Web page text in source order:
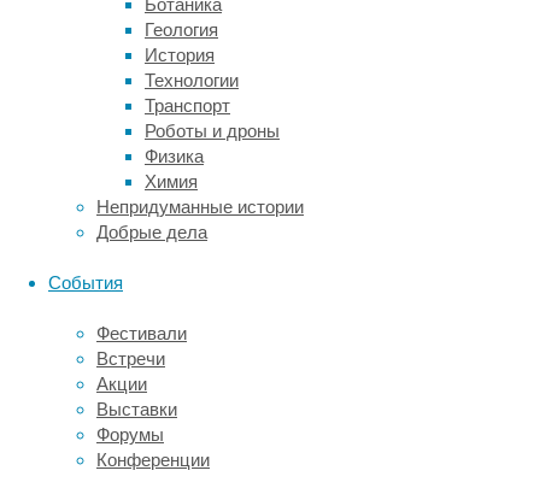
Ботаника
Геология
История
Технологии
Транспорт
Роботы и дроны
Физика
Химия
Непридуманные истории
Добрые дела
События
Фестивали
Встречи
Акции
Выставки
Форумы
Конференции
гипертонию
—
локальным
падением
кровотока.
Проблема
заключалась
смешивании
процессов.
Врачи
не
понимали
природу
изменений